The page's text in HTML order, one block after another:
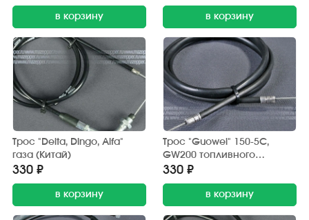
в корзину в корзину
Трос "Delta, Dingo, Alfa"
газа (Китай)
330 ₽
в корзину
Трос "Guowei" 150-5С,
GW200 топливного
корректора (Китай)
330 ₽
в корзину